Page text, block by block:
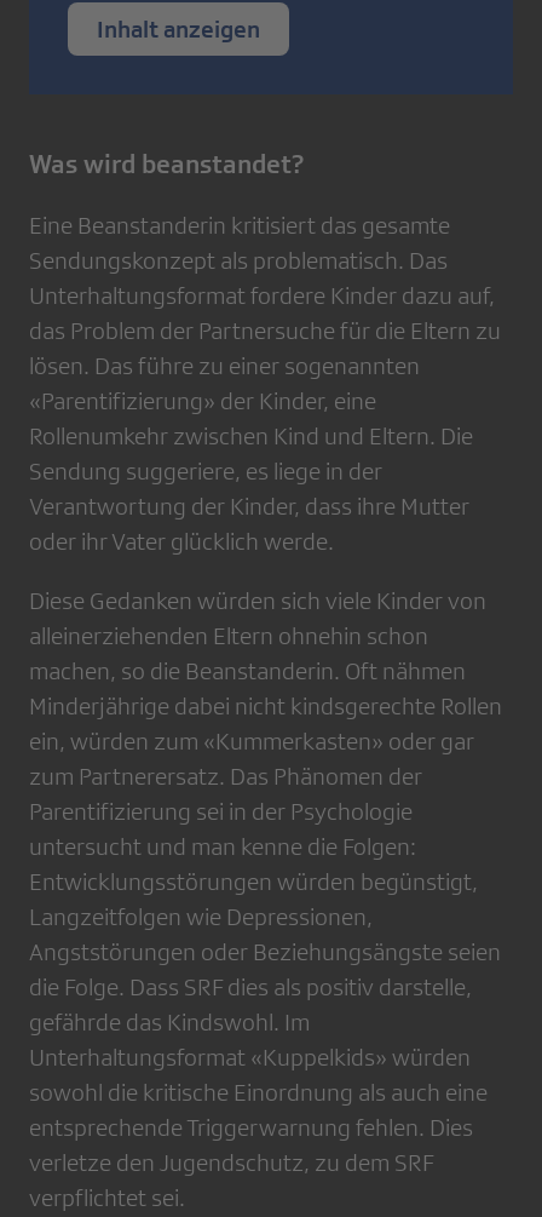
Inhalt anzeigen
Was wird beanstandet?
Eine Beanstanderin kritisiert das gesamte
Sendungskonzept als problematisch. Das
Unterhaltungsformat fordere Kinder dazu auf,
das Problem der Partnersuche für die Eltern zu
lösen. Das führe zu einer sogenannten
«Parentifizierung» der Kinder, eine
Rollenumkehr zwischen Kind und Eltern. Die
Sendung suggeriere, es liege in der
Verantwortung der Kinder, dass ihre Mutter
oder ihr Vater glücklich werde.
Diese Gedanken würden sich viele Kinder von
alleinerziehenden Eltern ohnehin schon
machen, so die Beanstanderin. Oft nähmen
Minderjährige dabei nicht kindsgerechte Rollen
ein, würden zum «Kummerkasten» oder gar
zum Partnerersatz. Das Phänomen der
Parentifizierung sei in der Psychologie
untersucht und man kenne die Folgen:
Entwicklungsstörungen würden begünstigt,
Langzeitfolgen wie Depressionen,
Angststörungen oder Beziehungsängste seien
die Folge. Dass SRF dies als positiv darstelle,
gefährde das Kindswohl. Im
Unterhaltungsformat «Kuppelkids» würden
sowohl die kritische Einordnung als auch eine
entsprechende Triggerwarnung fehlen. Dies
verletze den Jugendschutz, zu dem SRF
verpflichtet sei.